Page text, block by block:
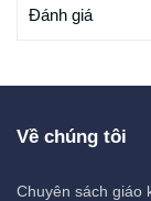
Đánh giá
Về chúng tôi
Chuyên sách giáo